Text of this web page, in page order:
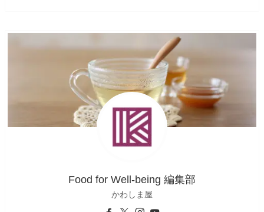
Food for Well-being 編集部
かわしま屋